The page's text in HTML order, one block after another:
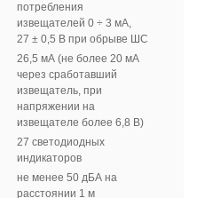
потребления
извещателей 0 ÷ 3 мА,
27 ± 0,5 В при обрыве ШС
26,5 мА (не более 20 мА
через сработавший
извещатель, при
напряжении на
извещателе более 6,8 В)
27 светодиодных
индикаторов
не менее 50 дБА на
расстоянии 1 м